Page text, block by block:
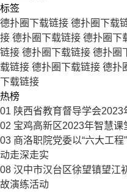
标签
德扑圈下载链接 德扑圈下载
接 德扑圈下载链接 德扑圈下
链接 德扑圈下载链接 德扑圈
载链接 德扑圈下载链接 德扑
下载链接
热榜
01 陕西省教育督导学会
02 宝鸡高新区2023年智慧课
03 商洛职院党委以“六大工
动走深走实
08 汉中市汉台区徐望镇望江
故演练活动